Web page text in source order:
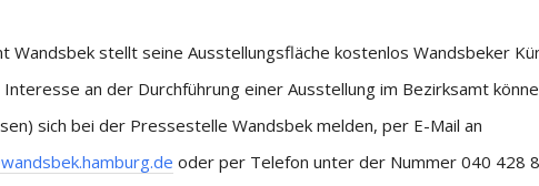
Wandsbek stellt seine Ausstellungsfläche kostenlos Wandsbeker
Interesse an der Durchführung einer Ausstellung im Bezirksamt
sich bei der Pressestelle Wandsbek melden, per E-Mail an
oder per Telefon unter der Nummer 040 428